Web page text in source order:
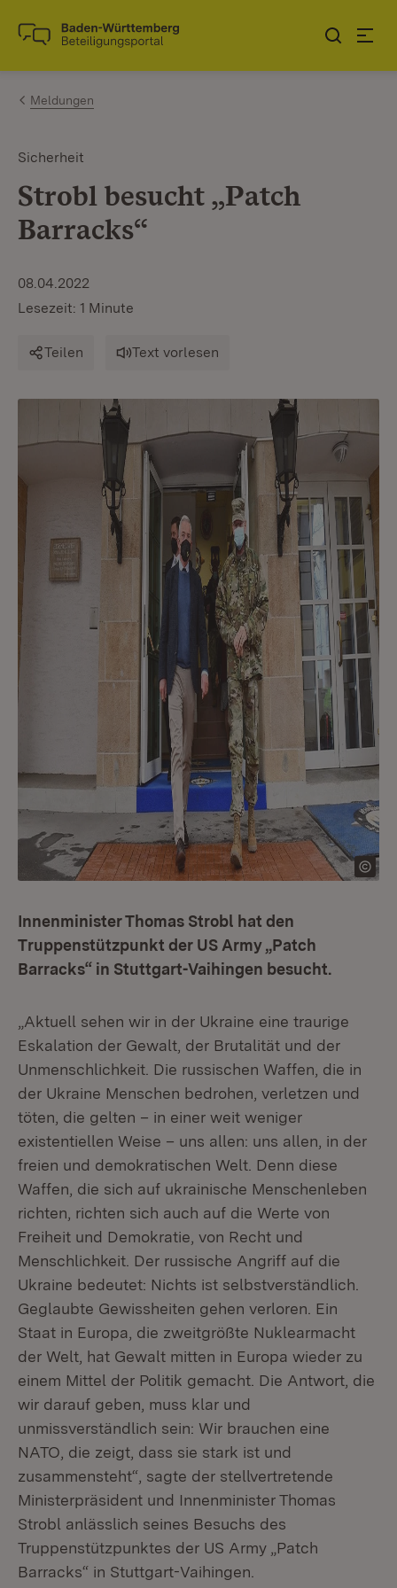
Zum Inhalt springen
Link zur Startseite
Meldungen
Sicherheit
Strobl besucht „Patch
Barracks“
08.04.2022
Lesezeit: 1 Minute
Teilen Text vorlesen
Innenminister Thomas Strobl hat den
Truppenstützpunkt der US Army „Patch
Barracks“ in Stuttgart-Vaihingen besucht.
„Aktuell sehen wir in der Ukraine eine traurige
Eskalation der Gewalt, der Brutalität und der
Unmenschlichkeit. Die russischen Waffen, die in
der Ukraine Menschen bedrohen, verletzen und
töten, die gelten – in einer weit weniger
existentiellen Weise – uns allen: uns allen, in der
freien und demokratischen Welt. Denn diese
Waffen, die sich auf ukrainische Menschenleben
richten, richten sich auch auf die Werte von
Freiheit und Demokratie, von Recht und
Menschlichkeit. Der russische Angriff auf die
Ukraine bedeutet: Nichts ist selbstverständlich.
Geglaubte Gewissheiten gehen verloren. Ein
Staat in Europa, die zweitgrößte Nuklearmacht
der Welt, hat Gewalt mitten in Europa wieder zu
einem Mittel der Politik gemacht. Die Antwort, die
wir darauf geben, muss klar und
unmissverständlich sein: Wir brauchen eine
NATO, die zeigt, dass sie stark ist und
zusammensteht“, sagte der stellvertretende
Ministerpräsident und Innenminister Thomas
Strobl anlässlich seines Besuchs des
Truppenstützpunktes der US Army „Patch
Barracks“ in Stuttgart-Vaihingen.